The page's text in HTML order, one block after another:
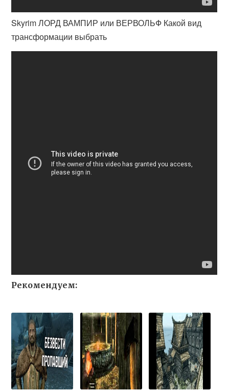
Skyrim ЛОРД ВАМПИР или ВЕРВОЛЬФ Какой вид
трансформации выбрать
Рекомендуем: